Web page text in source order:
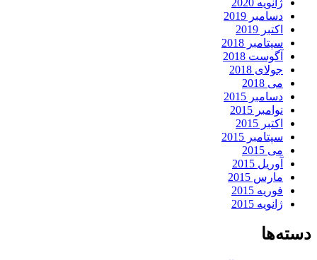
دسامبر 2019
اکتبر 2019
سپتامبر 2018
آگوست 2018
جولای 2018
می 2018
دسامبر 2015
نوامبر 2015
اکتبر 2015
سپتامبر 2015
می 2015
آوریل 2015
مارس 2015
فوریه 2015
ژانویه 2015
دسته‌ها